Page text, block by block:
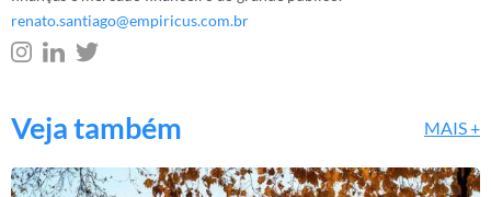
renato.santiago@empiricus.com.br
Veja também MAIS +